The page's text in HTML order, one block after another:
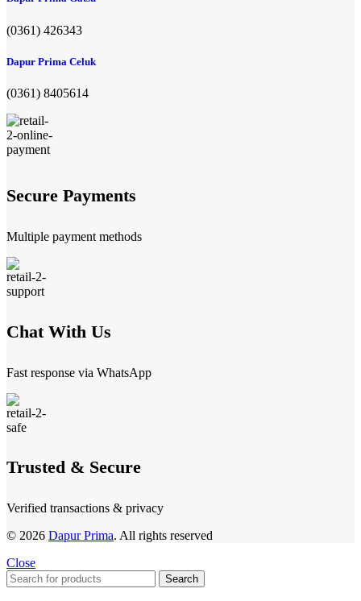
(0361) 426343
Dapur Prima Celuk
(0361) 8405614
Secure Payments
Multiple payment methods
Chat With Us
Fast response via WhatsApp
Trusted & Secure
Verified transactions & privacy
© 2026 Dapur Prima. All rights reserved
Close
Search